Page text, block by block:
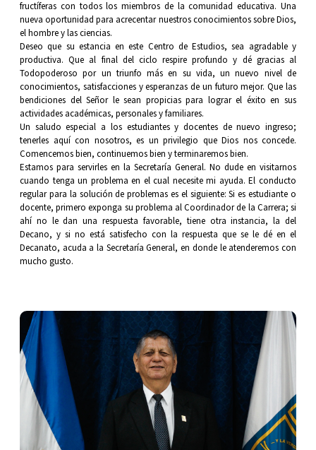
fructíferas con todos los miembros de la comunidad educativa. Una
nueva oportunidad para acrecentar nuestros conocimientos sobre Dios,
el hombre y las ciencias.
Deseo que su estancia en este Centro de Estudios, sea agradable y
productiva. Que al final del ciclo respire profundo y dé gracias al
Todopoderoso por un triunfo más en su vida, un nuevo nivel de
conocimientos, satisfacciones y esperanzas de un futuro mejor. Que las
bendiciones del Señor le sean propicias para lograr el éxito en sus
actividades académicas, personales y familiares.
Un saludo especial a los estudiantes y docentes de nuevo ingreso;
tenerles aquí con nosotros, es un privilegio que Dios nos concede.
Comencemos bien, continuemos bien y terminaremos bien.
Estamos para servirles en la Secretaría General. No dude en visitarnos
cuando tenga un problema en el cual necesite mi ayuda. El conducto
regular para la solución de problemas es el siguiente: Si es estudiante o
docente, primero exponga su problema al Coordinador de la Carrera; si
ahí no le dan una respuesta favorable, tiene otra instancia, la del
Decano, y si no está satisfecho con la respuesta que se le dé en el
Decanato, acuda a la Secretaría General, en donde le atenderemos con
mucho gusto.